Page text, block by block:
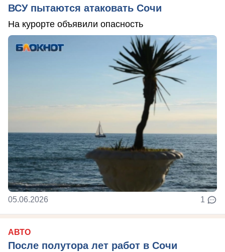
ВСУ пытаются атаковать Сочи
На курорте объявили опасность
05.06.2026 1
АВТО
После полутора лет работ в Сочи